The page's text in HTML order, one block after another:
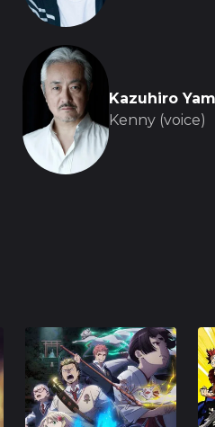
Kazuhiro
Kenny (voice)